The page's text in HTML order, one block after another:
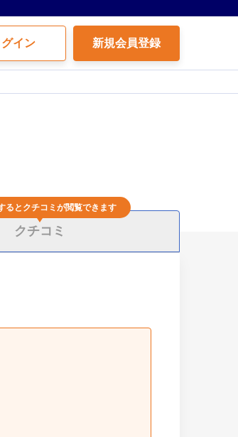
グイン 新規会員登録
クチコミ
るとクチコミが閲覧できます